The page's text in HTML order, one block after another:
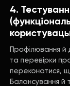
4.
Профілювання й
та перевірки
переконатися,
Балансування й